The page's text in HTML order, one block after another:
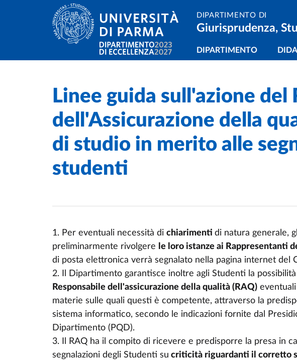
Salta al contenuto principale
Skip to footer
DIPARTIMENTO DI
Giurisprudenza,
DIPARTIMENTO
Home /
Linee guida sull'azione del
dell'Assicurazione della
di studio in merito alle
studenti
1. Per eventuali necessità dichiarimentidi natura generale,
preliminarmente rivolgere
le loro istanze ai Rappresentanti
di posta elettronica verrà segnalato nella pagina internet del
2. Il Dipartimento garantisce inoltre agli Studenti la possibilità
Responsabile dell'assicurazione della qualità (RAQ)
materie sulle quali questi è competente, attraverso la
sistema informatico, secondo le indicazioni fornite dal
Dipartimento (PQD).
3. Il RAQ ha il compito di ricevere e predisporre la presa in
segnalazioni degli Studenti su criticità riguardanti il corretto